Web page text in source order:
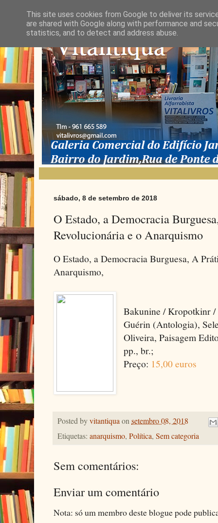
sábado, 8 de setembro de 2018
O Estado, a Democracia
Revolucionária e o Anarquismo
O Estado, a Democracia Burguesa, A
Anarquismo,
Bakunine / Kropotkinr /
Guérin (Antologia),
Oliveira, Paisagem
pp., br.;
Preço: 15,00 euros
Posted byvitantiquaonsetembro 08, 2018
Etiquetas: anarquismo, Política, Sem categoria
Sem comentários:
Enviar um comentário
Nota: só um membro deste blogue pode
This site uses cookies from Google to deliver its
are shared with Google along with performance and
statistics, and to detect and address abuse.